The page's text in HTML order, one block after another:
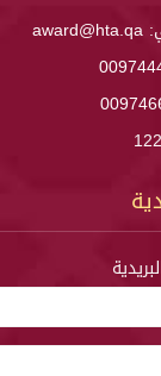
award@hta.qa